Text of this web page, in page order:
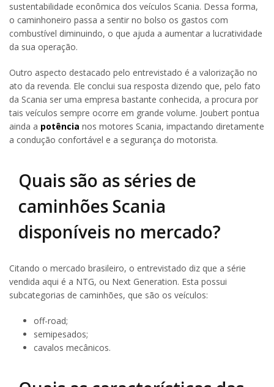
sustentabilidade econômica dos veículos Scania. Dessa forma,
o caminhoneiro passa a sentir no bolso os gastos com
combustível diminuindo, o que ajuda a aumentar a lucratividade
da sua operação.
Outro aspecto destacado pelo entrevistado é a valorização no
ato da revenda. Ele conclui sua resposta dizendo que, pelo fato
da Scania ser uma empresa bastante conhecida, a procura por
tais veículos sempre ocorre em grande volume. Joubert pontua
ainda a potência nos motores Scania, impactando diretamente
a condução confortável e a segurança do motorista.
Quais são as séries de
caminhões Scania
disponíveis no mercado?
Citando o mercado brasileiro, o entrevistado diz que a série
vendida aqui é a NTG, ou Next Generation. Esta possui
subcategorias de caminhões, que são os veículos:
off-road;
semipesados;
cavalos mecânicos.